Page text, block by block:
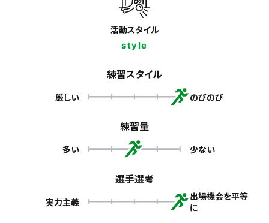
活動スタイル
style
練習スタイル
厳しい のびのび
練習量
多い 少ない
選手選考
実力主義
出場機会を平等
に